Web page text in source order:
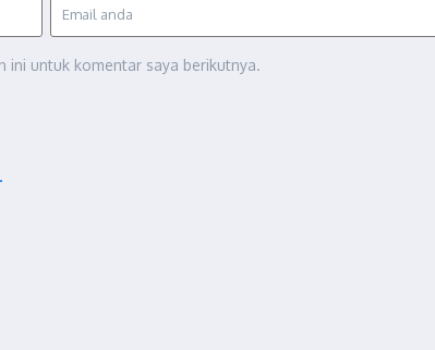
ini untuk komentar saya berikutnya.